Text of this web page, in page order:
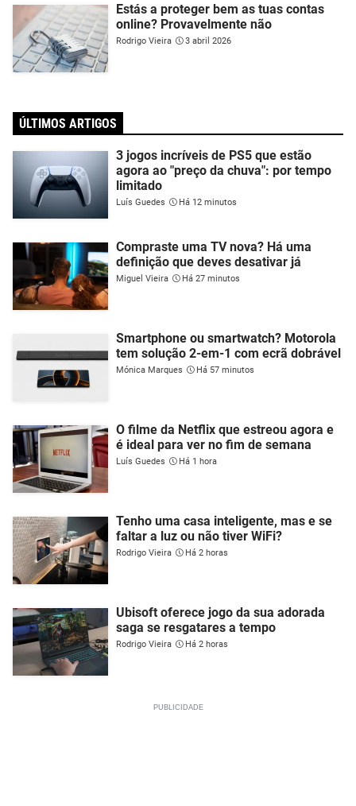
Estás a proteger bem as tuas contas
online? Provavelmente não
Rodrigo Vieira 3 abril 2026
ÚLTIMOS ARTIGOS
3 jogos incríveis de PS5 que estão
agora ao "preço da chuva": por tempo
limitado
Luís Guedes Há 12 minutos
Compraste uma TV nova? Há uma
definição que deves desativar já
Miguel Vieira Há 27 minutos
Smartphone ou smartwatch? Motorola
tem solução 2-em-1 com ecrã dobrável
Mónica Marques Há 57 minutos
O filme da Netflix que estreou agora e
é ideal para ver no fim de semana
Luís Guedes Há 1 hora
Tenho uma casa inteligente, mas e se
faltar a luz ou não tiver WiFi?
Rodrigo Vieira Há 2 horas
Ubisoft oferece jogo da sua adorada
saga se resgatares a tempo
Rodrigo Vieira Há 2 horas